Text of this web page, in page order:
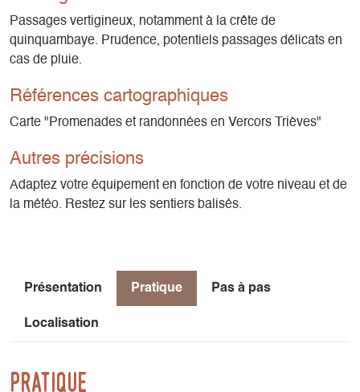
Passages vertigineux, notamment à la crête de
quinquambaye. Prudence, potentiels passages délicats en
cas de pluie.
Références cartographiques
Carte "Promenades et randonnées en Vercors Trièves"
Autres précisions
Adaptez votre équipement en fonction de votre niveau et de
la météo. Restez sur les sentiers balisés.
Présentation Pratique Pas à pas
Localisation
Pratique